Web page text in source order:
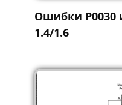
Ошибки Р0030
1.4/1.6